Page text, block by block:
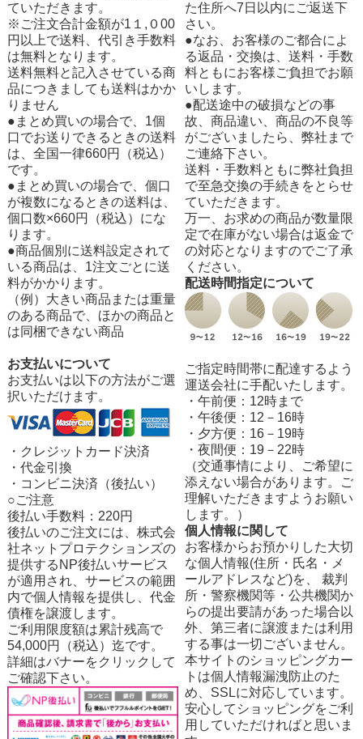
ていただきます。
※ご注文合計金額が1１,０00
円以上で送料、代引き手数料
は無料となります。
送料無料と記入させている商
品につきましても送料はかか
りません
●まとめ買いの場合で、1個
口でお送りできるときの送料
は、全国一律660円（税込）
です。
●まとめ買いの場合で、個口
が複数になるときの送料は、
個口数×660円（税込）にな
ります。
●商品個別に送料設定されて
いる商品は、1注文ごとに送
料がかかります。
（例）大きい商品または重量
のある商品で、ほかの商品と
は同梱できない商品
お支払いについて
お支払いは以下の方法がご選
択いただけます。
・クレジットカード決済
・代金引換
・コンビニ決済（後払い）
○ご注意
後払い手数料：220円
後払いのご注文には、株式会
社ネットプロテクションズの
提供するNP後払いサービス
が適用され、サービスの範囲
内で個人情報を提供し、代金
債権を譲渡します。
ご利用限度額は累計残高で
54,000円（税込）迄です。
詳細はバナーをクリックして
ご確認下さい。
た住所へ7日以内にご返送下
さい。
●なお、お客様のご都合によ
る返品・交換は、送料・手数
料ともにお客様ご負担でお願
いします。
●配送途中の破損などの事
故、商品違い、商品の不良等
がございましたら、弊社まで
ご連絡下さい。
送料・手数料ともに弊社負担
で至急交換の手続きをとらせ
ていただきます。
万一、お求めの商品が数量限
定で在庫がない場合は返金で
の対応となりますのでご了承
ください。
配送時間指定について
ご指定時間帯に配達するよう
運送会社に手配いたします。
・午前便：12時まで
・午後便：12－16時
・夕方便：16－19時
・夜間便：19－22時
（交通事情により、ご希望に
添えない場合があります。ご
理解いただきますようお願い
します。）
個人情報に関して
お客様からお預かりした大切
な個人情報(住所・氏名・メ
ールアドレスなど)を、 裁判
所・警察機関等・公共機関か
らの提出要請があった場合以
外、第三者に譲渡または利用
する事は一切ございません。
本サイトのショッピングカー
トは個人情報漏洩防止のた
め、SSLに対応しています。
安心してショッピングをご利
用していただければと思いま